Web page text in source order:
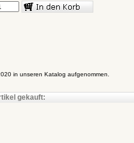
in unseren Katalog aufgenommen.
gekauft: